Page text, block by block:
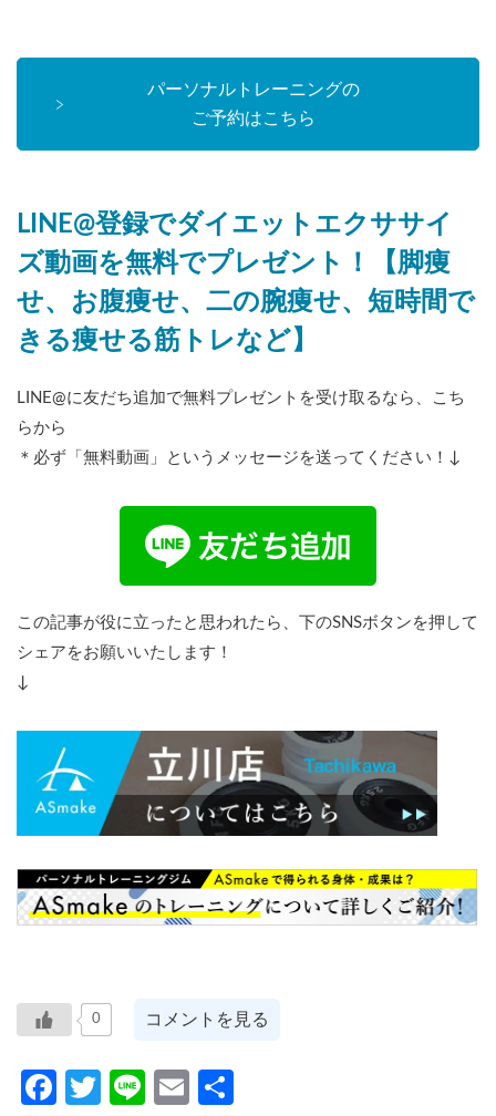
パーソナルトレーニングの
ご予約はこちら
LINE@登録でダイエットエクササイ
ズ動画を無料でプレゼント！【脚痩
せ、お腹痩せ、二の腕痩せ、短時間で
きる痩せる筋トレなど】
LINE@に友だち追加で無料プレゼントを受け取るなら、こち
らから
＊必ず「無料動画」というメッセージを送ってください！↓
この記事が役に立ったと思われたら、下のSNSボタンを押して
シェアをお願いいたします！
↓
0 コメントを見る
Facebook
Twitter
LineEmail